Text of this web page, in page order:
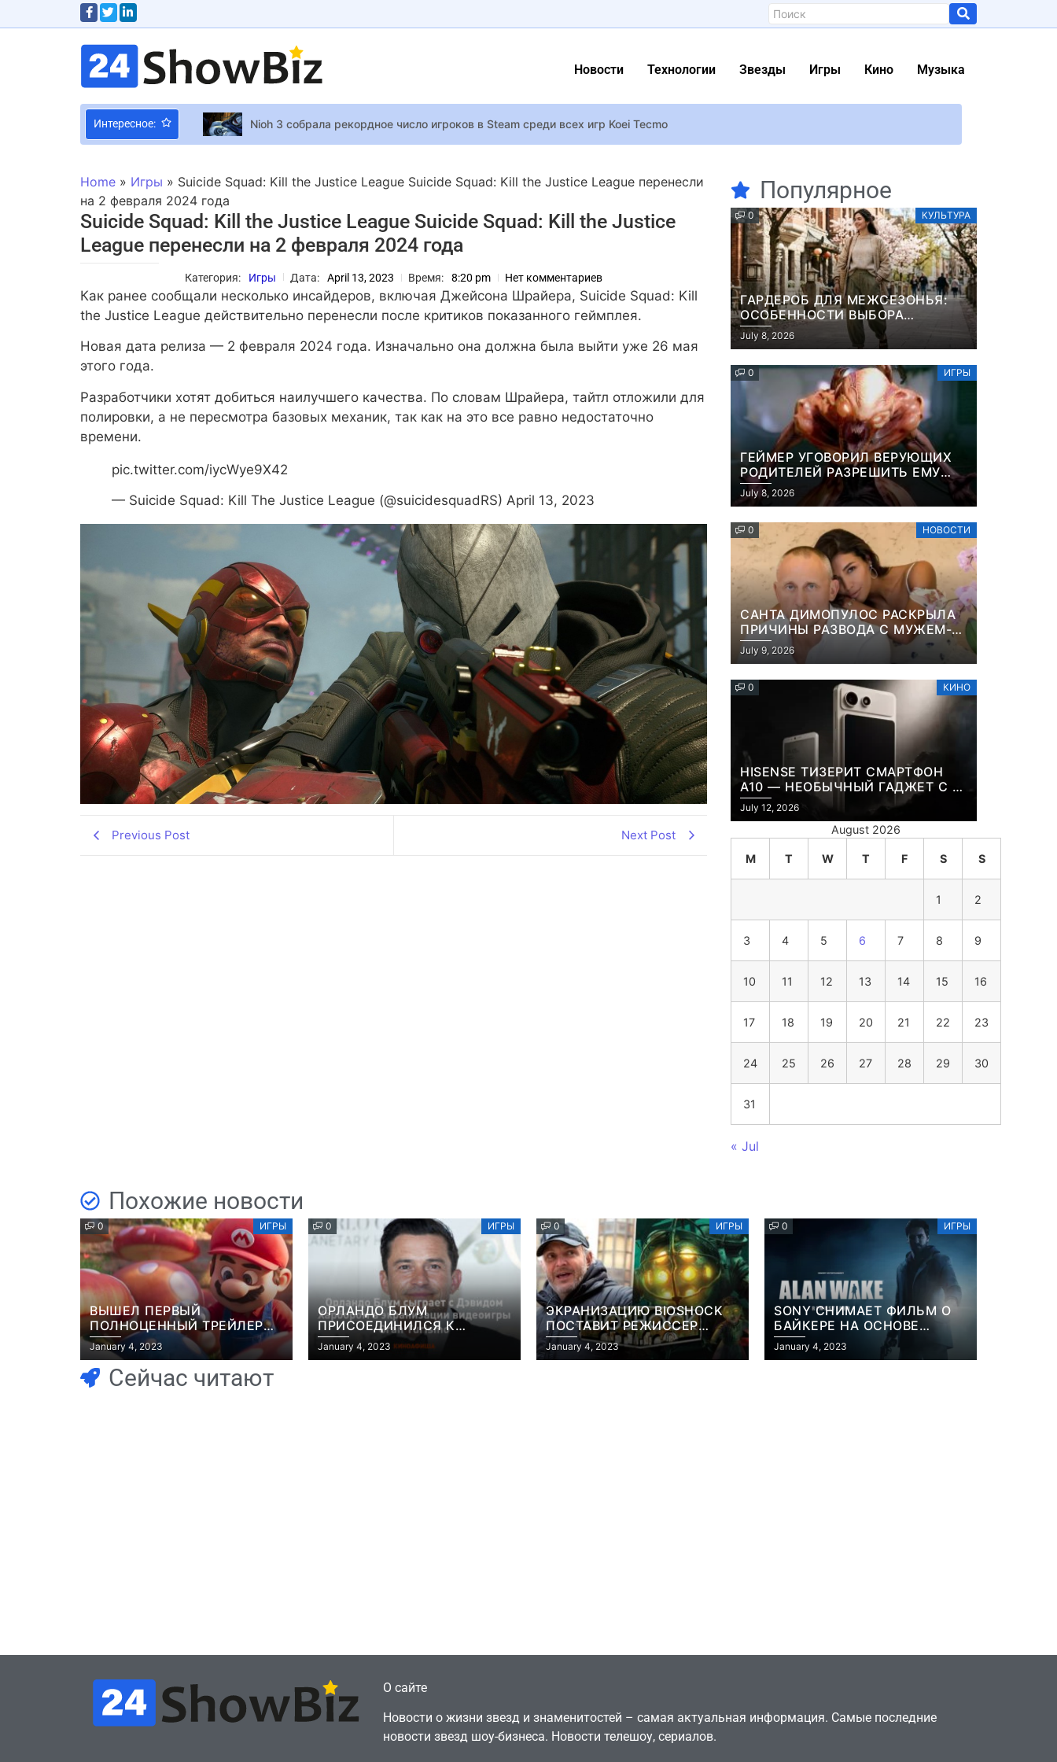
Новости Технологии Звезды Игры Кино Музыка
Интересное:
Nioh 3 собрала рекордное число игроков в Steam среди всех игр Koei Tecmo
Ubisoft намекнула на ремейк Assassin’s Creed 4: Black Flag легендарным мемом из GTA: San Andreas
“Быть папой порой непросто”: новое чувственное видео ко Дню отца тронуло украинцев
В Rust теперь можно снять квартиру и открыть магазин – но вас всё равно обворуют
Сменила спортивки на шелковое платье: 41-летняя Брежнева засветилась в Киеве (фото)
На Disney подали коллективный иск из-за системы сканирования лиц: компанию обвиняют в сборе биометрических данных
Home » Игры » Suicide Squad: Kill the Justice League Suicide Squad: Kill the Justice League перенесли
на 2 февраля 2024 года
Suicide Squad: Kill the Justice League Suicide Squad: Kill the Justice
League перенесли на 2 февраля 2024 года
Категория: Игры Дата: April 13, 2023 Время: 8:20 pm Нет комментариев
Как ранее сообщали несколько инсайдеров, включая Джейсона Шрайера, Suicide Squad: Kill
the Justice League действительно перенесли после критиков показанного геймплея.
Новая дата релиза — 2 февраля 2024 года. Изначально она должна была выйти уже 26 мая
этого года.
Разработчики хотят добиться наилучшего качества. По словам Шрайера, тайтл отложили для
полировки, а не пересмотра базовых механик, так как на это все равно недостаточно
времени.
pic.twitter.com/iycWye9X42
— Suicide Squad: Kill The Justice League (@suicidesquadRS) April 13, 2023
Previous Post Next Post
Популярное
0 КУЛЬТУРА
ГАРДЕРОБ ДЛЯ МЕЖСЕЗОНЬЯ:
ОСОБЕННОСТИ ВЫБОРА
ДЕМИСЕЗОННОЙ ПАРКИ И
ЭЛЕГАНТНОГО ЖЕНСКОГО
July 8, 2026
0 ИГРЫ
ГЕЙМЕР УГОВОРИЛ ВЕРУЮЩИХ
РОДИТЕЛЕЙ РАЗРЕШИТЬ ЕМУ
ИГРАТЬ В DOOM, ПОТОМУ ЧТО
ЭТО ХРИСТИАНСКАЯ ИГРА ПРО
July 8, 2026
0 НОВОСТИ
САНТА ДИМОПУЛОС РАСКРЫЛА
ПРИЧИНЫ РАЗВОДА С МУЖЕМ-
БИЗНЕСМЕНОМ
July 9, 2026
0 КИНО
HISENSE ТИЗЕРИТ СМАРТФОН
A10 — НЕОБЫЧНЫЙ ГАДЖЕТ С E-
INK-ЭКРАНОМ И СЪЕМНОЙ LCD-
ПАНЕЛЬЮ ДЛЯ ЦВЕТНОГО
КОНТЕНТА И СОЦСЕТЕЙ
July 12, 2026
August 2026
M T W T F S S
1 2
3 4 5 6 7 8 9
10 11 12 13 14 15 16
17 18 19 20 21 22 23
24 25 26 27 28 29 30
31
« Jul
Похожие новости
0 ИГРЫ
ВЫШЕЛ ПЕРВЫЙ
ПОЛНОЦЕННЫЙ ТРЕЙЛЕР
МУЛЬТФИЛЬМА “МАРИО”
January 4, 2023
0 ИГРЫ
ОРЛАНДО БЛУМ
ПРИСОЕДИНИЛСЯ К
ЭКРАНИЗАЦИИ ВИДЕОИГРЫ
GRAN TURISMO
January 4, 2023
0 ИГРЫ
ЭКРАНИЗАЦИЮ BIOSHOCK
ПОСТАВИТ РЕЖИССЕР
«КОНСТАНТИНА» И
«ГОЛОДНЫХ ИГР»
January 4, 2023
0 ИГРЫ
SONY СНИМАЕТ ФИЛЬМ О
БАЙКЕРЕ НА ОСНОВЕ
ИЗВЕСТНОЙ ВИДЕОИГРЫ
January 4, 2023
Сейчас читают
О сайте
Новости о жизни звезд и знаменитостей – самая актуальная информация. Самые последние
новости звезд шоу-бизнеса. Новости телешоу, сериалов.